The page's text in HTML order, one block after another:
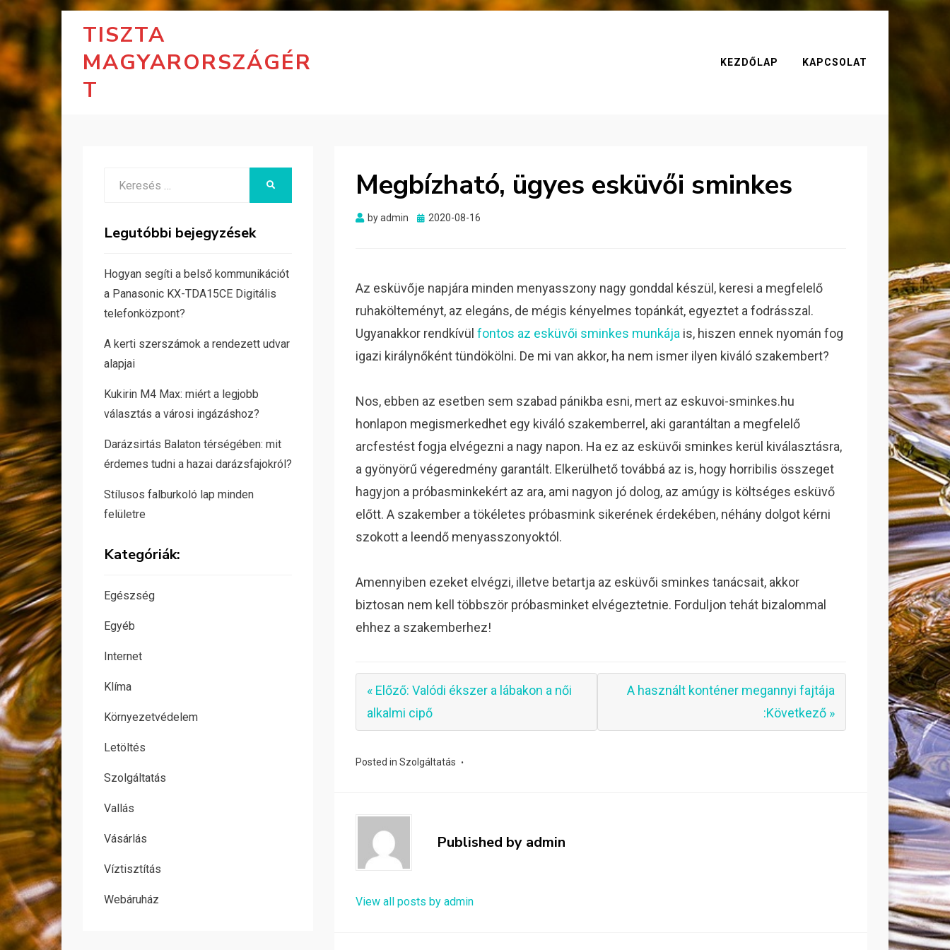
TISZTA
MAGYARORSZÁGÉR
T
KEZDŐLAP KAPCSOLAT
Megbízható, ügyes esküvői sminkes
byadmin
Posted
2020-08-16
Az esküvője napjára minden menyasszony nagy gonddal készül, keresi a megfelelő
ruhakölteményt, az elegáns, de mégis kényelmes topánkát, egyeztet a fodrásszal.
Ugyanakkor rendkívülfontos az esküvői sminkes munkája is, hiszen ennek nyomán fog
igazi királynőként tündökölni. De mi van akkor, ha nem ismer ilyen kiváló szakembert?
Nos, ebben az esetben sem szabad pánikba esni, mert az eskuvoi-sminkes.hu
honlapon megismerkedhet egy kiváló szakemberrel, aki garantáltan a megfelelő
arcfestést fogja elvégezni a nagy napon. Ha ez az esküvői sminkes kerül kiválasztásra,
a gyönyörű végeredmény garantált. Elkerülhető továbbá az is, hogy horribilis összeget
hagyjon a próbasminkekért az ara, ami nagyon jó dolog, az amúgy is költséges esküvő
előtt. A szakember a tökéletes próbasmink sikerének érdekében, néhány dolgot kérni
szokott a leendő menyasszonyoktól.
Amennyiben ezeket elvégzi, illetve betartja az esküvői sminkes tanácsait, akkor
biztosan nem kell többször próbasminket elvégeztetnie. Forduljon tehát bizalommal
ehhez a szakemberhez!
« Előző: Valódi ékszer a lábakon a női
alkalmi cipő
A használt konténer megannyi fajtája
:Következő »
Posted inSzolgáltatás
Published by admin
View all posts by admin
Legutóbbi bejegyzések
Hogyan segíti a belső kommunikációt
a Panasonic KX-TDA15CE Digitális
telefonközpont?
A kerti szerszámok a rendezett udvar
alapjai
Kukirin M4 Max: miért a legjobb
választás a városi ingázáshoz?
Darázsirtás Balaton térségében: mit
érdemes tudni a hazai darázsfajokról?
Stílusos falburkoló lap minden
felületre
Kategóriák:
Egészség
Egyéb
Internet
Klíma
Környezetvédelem
Letöltés
Szolgáltatás
Vallás
Vásárlás
Víztisztítás
Webáruház